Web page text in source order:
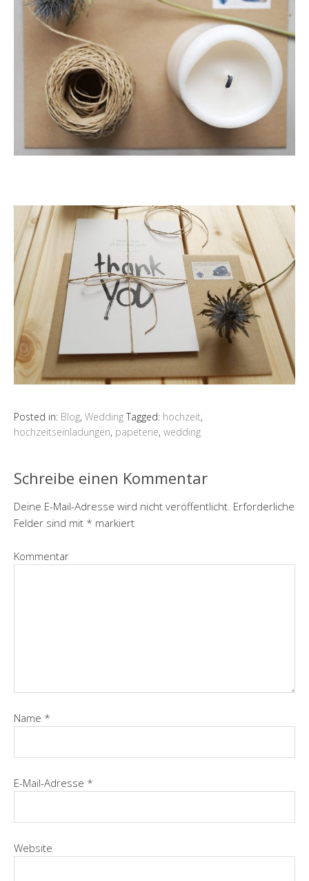
Posted in: Blog, Wedding Tagged: hochzeit,
hochzeitseinladungen, papeterie, wedding
Schreibe einen Kommentar
Deine E-Mail-Adresse wird nicht veröffentlicht. Erforderliche
Felder sind mit * markiert
Kommentar
Name *
E-Mail-Adresse *
Website